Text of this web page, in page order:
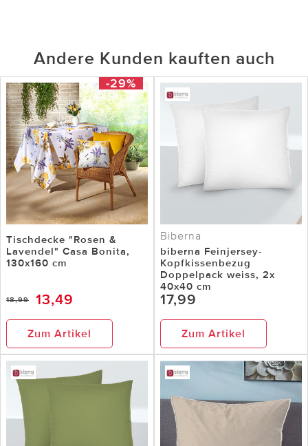
Andere Kunden kauften auch
-29%
Tischdecke "Rosen &
Lavendel" Casa Bonita,
130x160 cm
18,99 13,49
Zum Artikel
Biberna
biberna Feinjersey-
Kopfkissenbezug
Doppelpack weiss, 2x
40x40 cm
17,99
Zum Artikel